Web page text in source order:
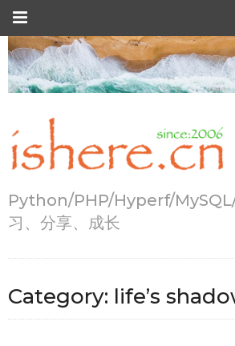
Python/PHP/Hyperf/
习、分享、成长
Category: life’s